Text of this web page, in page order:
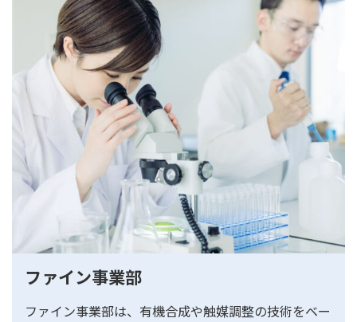
ファイン事業部
ファイン事業部は、有機合成や触媒調整の技術をベー